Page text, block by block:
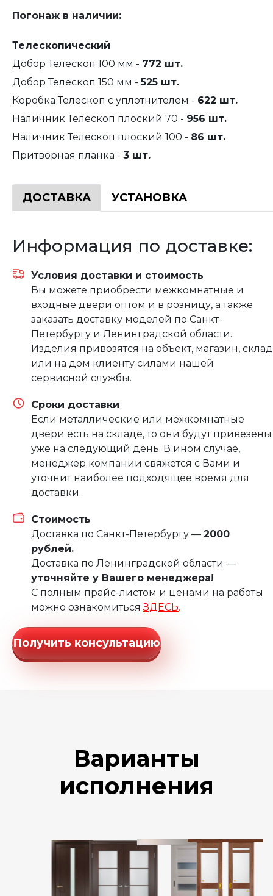
Погонаж в наличии:
Телескопический
Добор Телескоп 100 мм - 772 шт.
Добор Телескоп 150 мм -525 шт.
Коробка Телескоп с уплотнителем - 622 шт.
Наличник Телескоп плоский 70 - 956 шт.
Наличник Телескоп плоский 100 - 86 шт.
Притворная планка - 3 шт.
ДОСТАВКА УСТАНОВКА
Информация по доставке:
Условия доставки и стоимость
Вы можете приобрести межкомнатные и
входные двери оптом и в розницу, а также
заказать доставку моделей по Санкт-
Петербургу и Ленинградской области.
Изделия привозятся на объект, магазин, склад
или на дом клиенту силами нашей
сервисной службы.
Сроки доставки
Если металлические или межкомнатные
двери есть на складе, то они будут привезены
уже на следующий день. В ином случае,
менеджер компании свяжется с Вами и
уточнит наиболее подходящее время для
доставки.
Стоимость
Доставка по Санкт-Петербургу — 2000
рублей.
Доставка по Ленинградской области —
уточняйте у Вашего менеджера!
С полным прайс-листом и ценами на работы
можно ознакомитьсяЗДЕСЬ.
Получить консультацию
Варианты
исполнения